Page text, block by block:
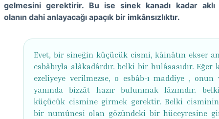
gelmesini gerektirir. Bu ise sinek kanadı kadar aklı
olanın dahi anlayacağı apaçık bir imkânsızlıktır.
Evet, bir sineğin küçücük cismi, kâinâtın ekser
esbâbıyla alâkadârdır. belki bir hulâsasıdır. Eğer
ezeliyeye verilmezse, o esbâb-ı maddiye , onun
yanında bizzât hazır bulunmak lâzımdır.
küçücük cismine girmek gerektir. Belki
bir numûnesi olan gözündeki bir hüceyresine